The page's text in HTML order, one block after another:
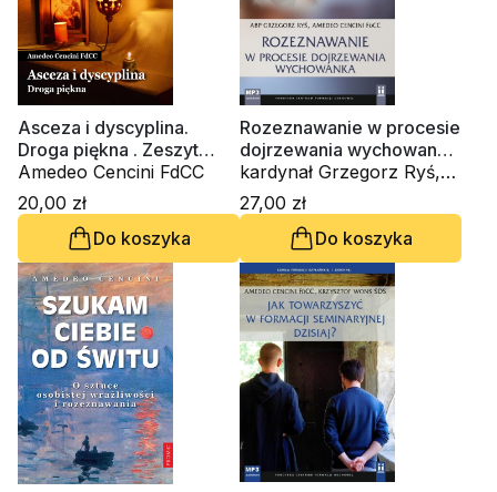
Asceza i dyscyplina.
Droga piękna . Zeszyt
Formacji Duchowej nr 93
Amedeo Cencini FdCC
20,00 zł
Do koszyka
Rozeznawanie w procesie
dojrzewania wychowanka
(CD-audiobook)
kardynał Grzegorz Ryś,
Amedeo Cencini FdCC
27,00 zł
Do koszyka